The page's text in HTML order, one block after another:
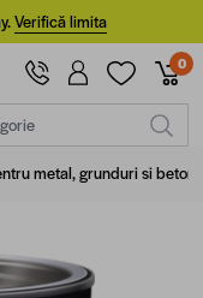
Verifică limita
0
metal, grunduri si beton